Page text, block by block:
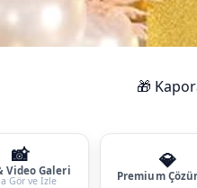
🎁
📸
Video Galeri
Gör ve İzle
💎
Premium